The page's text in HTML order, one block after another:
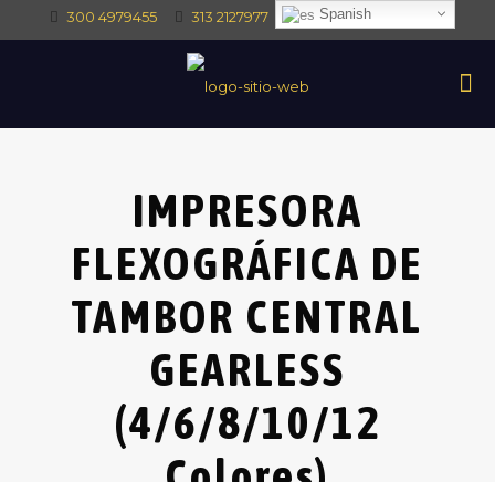
300 4979455 313 2127977 intec@intectrade.co
IMPRESORA
FLEXOGRÁFICA DE
TAMBOR CENTRAL
GEARLESS
(4/6/8/10/12
Spanish